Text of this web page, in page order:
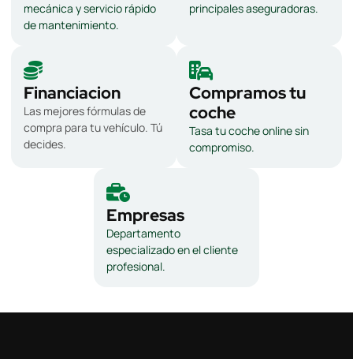
mecánica y servicio rápido
de mantenimiento.
principales aseguradoras.
Financiacion
Las mejores fórmulas de
compra para tu vehículo. Tú
decides.
Compramos tu
coche
Tasa tu coche online sin
compromiso.
Empresas
Departamento
especializado en el cliente
profesional.